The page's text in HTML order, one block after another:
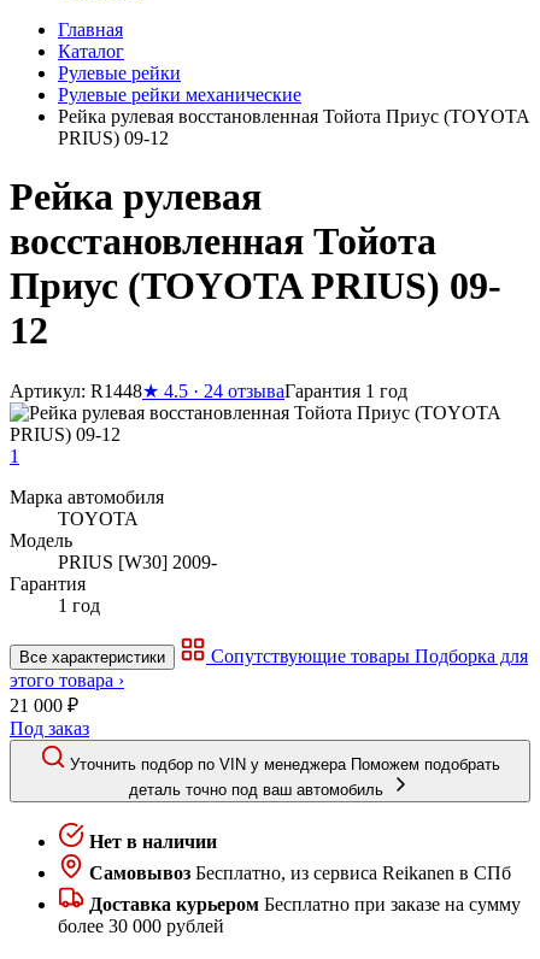
Главная
Каталог
Рулевые рейки
Рулевые рейки механические
Рейка рулевая восстановленная Тойота Приус (TOYOTA
PRIUS) 09-12
Рейка рулевая
восстановленная Тойота
Приус (TOYOTA PRIUS) 09-
12
Артикул: R1448★ 4.5 · 24 отзываГарантия 1 год
1
Марка автомобиля
TOYOTA
Модель
PRIUS [W30] 2009-
Гарантия
1 год
Все характеристики Сопутствующие товары Подборка для
этого товара ›
21 000 ₽
Под заказ
Уточнить подбор по VIN у менеджера Поможем подобрать
деталь точно под ваш автомобиль
Нет в наличии
Самовывоз Бесплатно, из сервиса Reikanen в СПб
Доставка курьером Бесплатно при заказе на сумму
более 30 000 рублей